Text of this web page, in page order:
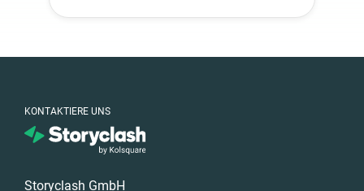
KONTAKTIERE UNS
Storyclash GmbH